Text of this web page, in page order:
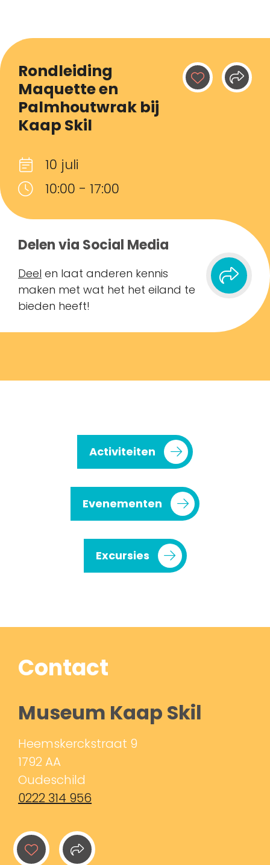
Rondleiding
Maquette en
Palmhoutwrak bij
Kaap Skil
10 juli
10:00 - 17:00
Delen via Social Media
Deel en laat anderen kennis
maken met wat het het eiland te
bieden heeft!
Activiteiten
Evenementen
Excursies
Contact
Museum Kaap Skil
Heemskerckstraat 9
1792 AA
Oudeschild
0222 314 956